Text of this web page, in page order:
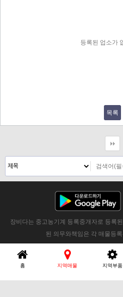
등록된 업소가
목록
장비다는 중고농기계 등록중개자로 등록
된 의무와책임은 각 매물등
홈 지역매물 지역부품